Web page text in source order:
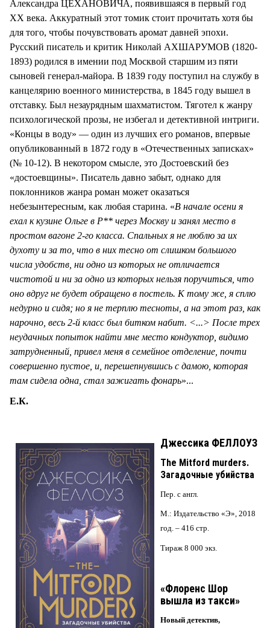
Александра ЦЕХАНОВИЧА, появившаяся в первый год
ХХ века. Аккуратный этот томик стоит прочитать хотя бы
для того, чтобы почувствовать аромат давней эпохи.
Русский писатель и критик Николай АХШАРУМОВ (1820-
1893) родился в имении под Москвой старшим из пяти
сыновей генерал-майора. В 1839 году поступил на службу в
канцелярию военного министерства, в 1845 году вышел в
отставку. Был незаурядным шахматистом. Тяготел к жанру
психологической прозы, не избегал и детективной интриги.
«Концы в воду» — один из лучших его романов, впервые
опубликованный в 1872 году в «Отечественных записках»
(№ 10-12). В некотором смысле, это Достоевский без
«достоевщины». Писатель давно забыт, однако для
поклонников жанра роман может оказаться
небезынтересным, как любая старина. «В начале осени я
ехал к кузине Ольге в Р** через Москву и занял место в
простом вагоне 2-го класса. Спальных я не люблю за их
духоту и за то, что в них тесно от слишком большого
числа удобств, ни одно из которых не отличается
чистотой и ни за одно из которых нельзя поручиться, что
оно вдруг не будет обращено в постель. К тому же, я сплю
недурно и сидя; но я не терплю тесноты, а на этот раз, как
нарочно, весь 2-й класс был битком набит. <...> После трех
неудачных попыток найти мне место кондуктор, видимо
затрудненный, привел меня в семейное отделение, почти
совершенно пустое, и, перешепнувшись с дамою, которая
там сидела одна, стал зажигать фонарь»...
Е.К.
Джессика ФЕЛЛОУЗ
The Mitford murders.
Загадочные убийства
Пер. с англ.
М.: Издательство «Э», 2018
год. – 416 стр.
Тираж 8 000 экз.
«Флоренс Шор
вышла из такси»
Новый детектив,